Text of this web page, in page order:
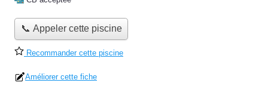
📞 Appeler cette piscine
Recommander cette piscine
Améliorer cette fiche